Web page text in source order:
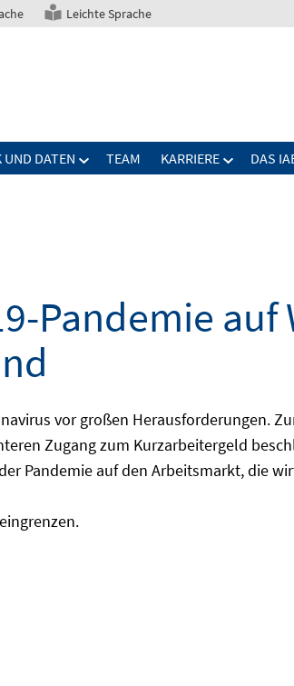
Leichte Sprache
UND DATEN TEAM KARRIERE DAS
Pandemie auf
vor großen Herausforderungen.
Zugang zum Kurzarbeitergeld
Pandemie auf den Arbeitsmarkt, die